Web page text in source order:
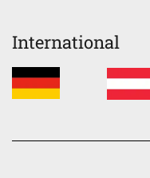
International